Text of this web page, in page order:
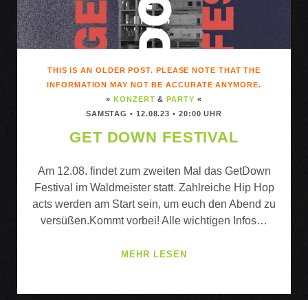
THIS IS AN OLDER POST. PLEASE NOTE THAT THE
INFORMATION MAY NOT BE ACCURATE ANYMORE.
»KONZERT &PARTY «
SAMSTAG • 12.08.23 • 20:00 UHR
GET DOWN FESTIVAL
Am 12.08. findet zum zweiten Mal das GetDown
Festival im Waldmeister statt. Zahlreiche Hip Hop
acts werden am Start sein, um euch den Abend zu
versüßen.Kommt vorbei! Alle wichtigen Infos…
MEHR LESEN